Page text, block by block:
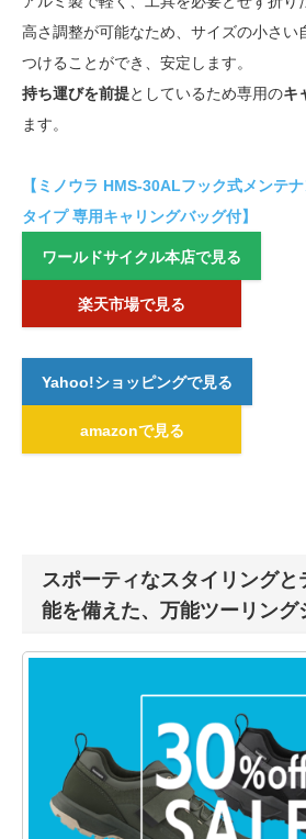
高さ調整が可能なため、サイズの小さい
つけることができ、安定します。
持ち運びを前提としているため専用のキ
ます。
【ミノウラ HMS-30ALフック式メンテ
タイプ 専用キャリングバッグ付】
ワールドサイクル本店で見る
楽天市場で見る
Yahoo!ショッピングで見る
amazonで見る
スポーティなスタイリングと
能を備えた、万能ツーリング